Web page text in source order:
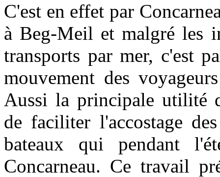
C'est en effet par
à Beg-Meil et malgré les
transports par mer, c'est
mouvement des
Aussi la principale utilité
de faciliter l'accostage
bateaux qui pendant
Concarneau. Ce travail